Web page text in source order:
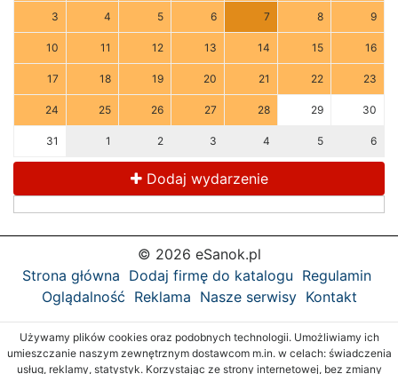
3 4 5 6 7 8 9
10 11 12 13 14 15 16
17 18 19 20 21 22 23
24 25 26 27 28 29 30
31 1 2 3 4 5 6
Dodaj wydarzenie
© 2026 eSanok.pl
Strona główna Dodaj firmę do katalogu Regulamin
Oglądalność Reklama Nasze serwisy Kontakt
Używamy plików cookies oraz podobnych technologii. Umożliwiamy ich
umieszczanie naszym zewnętrznym dostawcom m.in. w celach: świadczenia
usług, reklamy, statystyk. Korzystając ze strony internetowej, bez zmiany